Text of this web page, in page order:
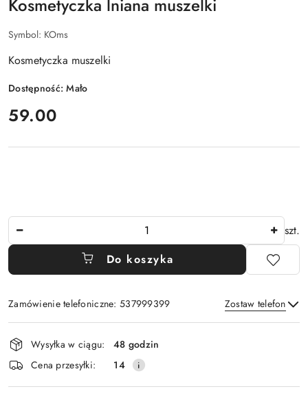
Kosmetyczka lniana muszelki
Symbol: KOms
Kosmetyczka muszelki
Dostępność:Mało
cena:
59.00
szt.
Do koszyka
Zamówienie telefoniczne: 537999399 Zostaw telefon
Wyślij
Dostępność
i
dostawa
Wysyłka w ciągu:
48 godzin
Cena przesyłki:
14